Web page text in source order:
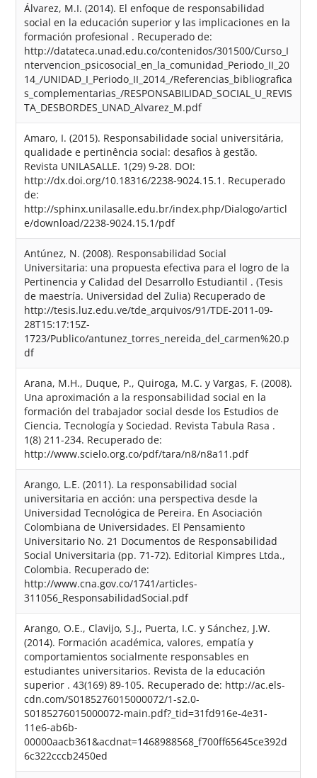
Álvarez, M.I. (2014). El enfoque de responsabilidad
social en la educación superior y las implicaciones en la
formación profesional . Recuperado de:
http://datateca.unad.edu.co/contenidos/301500/Curso_I
ntervencion_psicosocial_en_la_comunidad_Periodo_II_20
14_/UNIDAD_I_Periodo_II_2014_/Referencias_bibliografica
s_complementarias_/RESPONSABILIDAD_SOCIAL_U_REVIS
TA_DESBORDES_UNAD_Alvarez_M.pdf
Amaro, I. (2015). Responsabilidade social universitária,
qualidade e pertinência social: desafios à gestão.
Revista UNILASALLE. 1(29) 9-28. DOI:
http://dx.doi.org/10.18316/2238-9024.15.1. Recuperado
de:
http://sphinx.unilasalle.edu.br/index.php/Dialogo/articl
e/download/2238-9024.15.1/pdf
Antúnez, N. (2008). Responsabilidad Social
Universitaria: una propuesta efectiva para el logro de la
Pertinencia y Calidad del Desarrollo Estudiantil . (Tesis
de maestría. Universidad del Zulia) Recuperado de
http://tesis.luz.edu.ve/tde_arquivos/91/TDE-2011-09-
28T15:17:15Z-
1723/Publico/antunez_torres_nereida_del_carmen%20.p
df
Arana, M.H., Duque, P., Quiroga, M.C. y Vargas, F. (2008).
Una aproximación a la responsabilidad social en la
formación del trabajador social desde los Estudios de
Ciencia, Tecnología y Sociedad. Revista Tabula Rasa .
1(8) 211-234. Recuperado de:
http://www.scielo.org.co/pdf/tara/n8/n8a11.pdf
Arango, L.E. (2011). La responsabilidad social
universitaria en acción: una perspectiva desde la
Universidad Tecnológica de Pereira. En Asociación
Colombiana de Universidades. El Pensamiento
Universitario No. 21 Documentos de Responsabilidad
Social Universitaria (pp. 71-72). Editorial Kimpres Ltda.,
Colombia. Recuperado de:
http://www.cna.gov.co/1741/articles-
311056_ResponsabilidadSocial.pdf
Arango, O.E., Clavijo, S.J., Puerta, I.C. y Sánchez, J.W.
(2014). Formación académica, valores, empatía y
comportamientos socialmente responsables en
estudiantes universitarios. Revista de la educación
superior . 43(169) 89-105. Recuperado de: http://ac.els-
cdn.com/S0185276015000072/1-s2.0-
S0185276015000072-main.pdf?_tid=31fd916e-4e31-
11e6-ab6b-
00000aacb361&acdnat=1468988568_f700ff65645ce392d
6c322cccb2450ed